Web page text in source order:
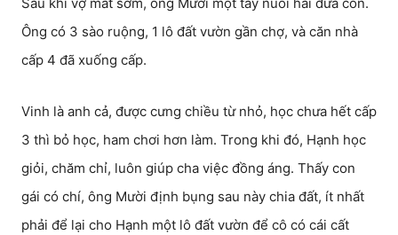
Ông có 3 sào ruộng, 1 lô đất vườn gần chợ, và căn nhà
cấp 4 đã xuống cấp.
Vinh là anh cả, được cưng chiều từ nhỏ, học chưa hết cấp
3 thì bỏ học, ham chơi hơn làm. Trong khi đó, Hạnh học
giỏi, chăm chỉ, luôn giúp cha việc đồng áng. Thấy con
gái có chí, ông Mười định bụng sau này chia đất, ít nhất
phải để lại cho Hạnh một lô đất vườn để cô có cái cất